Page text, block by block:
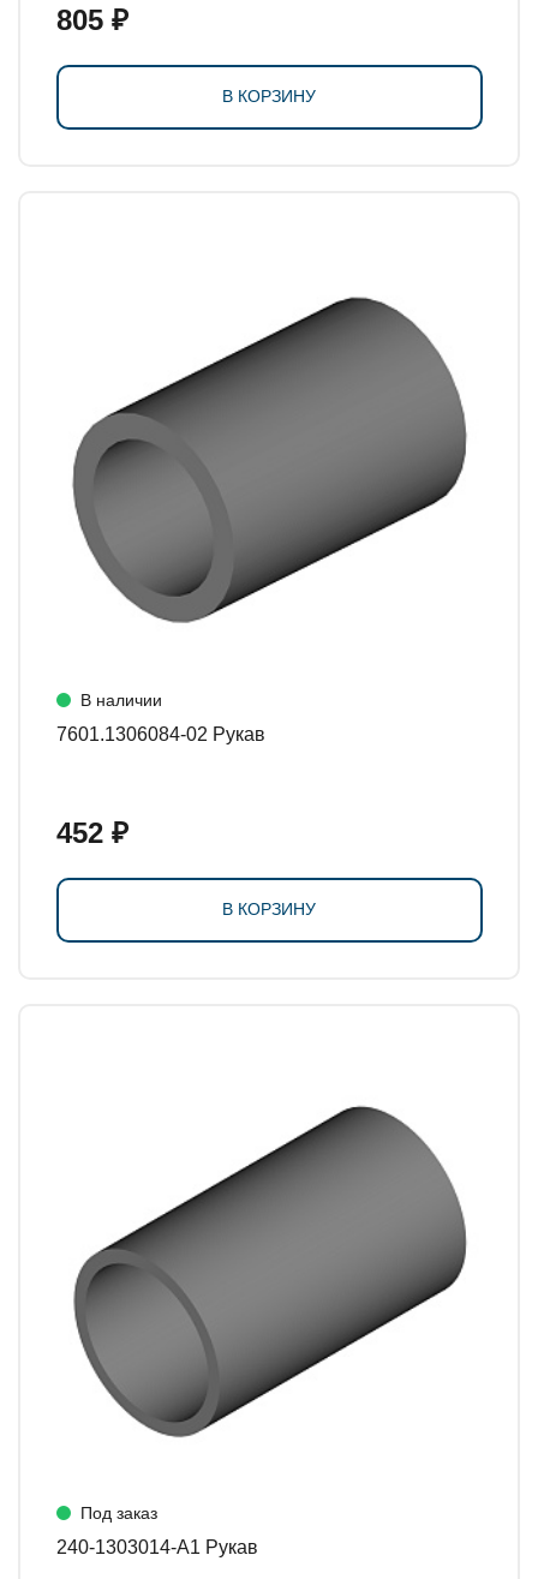
805 ₽
В КОРЗИНУ
В наличии
7601.1306084-02 Рукав
452 ₽
В КОРЗИНУ
Под заказ
240-1303014-А1 Рукав